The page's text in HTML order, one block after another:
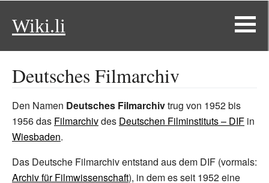
Wiki.li
Deutsches Filmarchiv
Den Namen Deutsches Filmarchivtrug von 1952 bis
1956 das Filmarchivdes Deutschen Filminstituts – DIF in
Wiesbaden.
Das Deutsche Filmarchiv entstand aus dem DIF (vormals:
Archiv für Filmwissenschaft), in dem es seit 1952 eine